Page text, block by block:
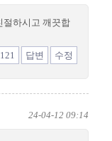
절하시고 깨끗합
답변 수정
24-04-12 09:14